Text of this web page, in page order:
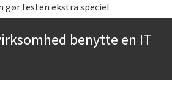
festen ekstra speciel
benytte en IT